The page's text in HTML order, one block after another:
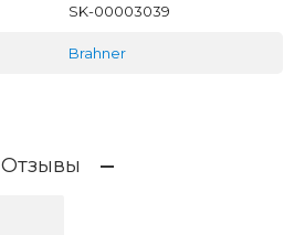
SK-00003039
Brahner
Отзывы